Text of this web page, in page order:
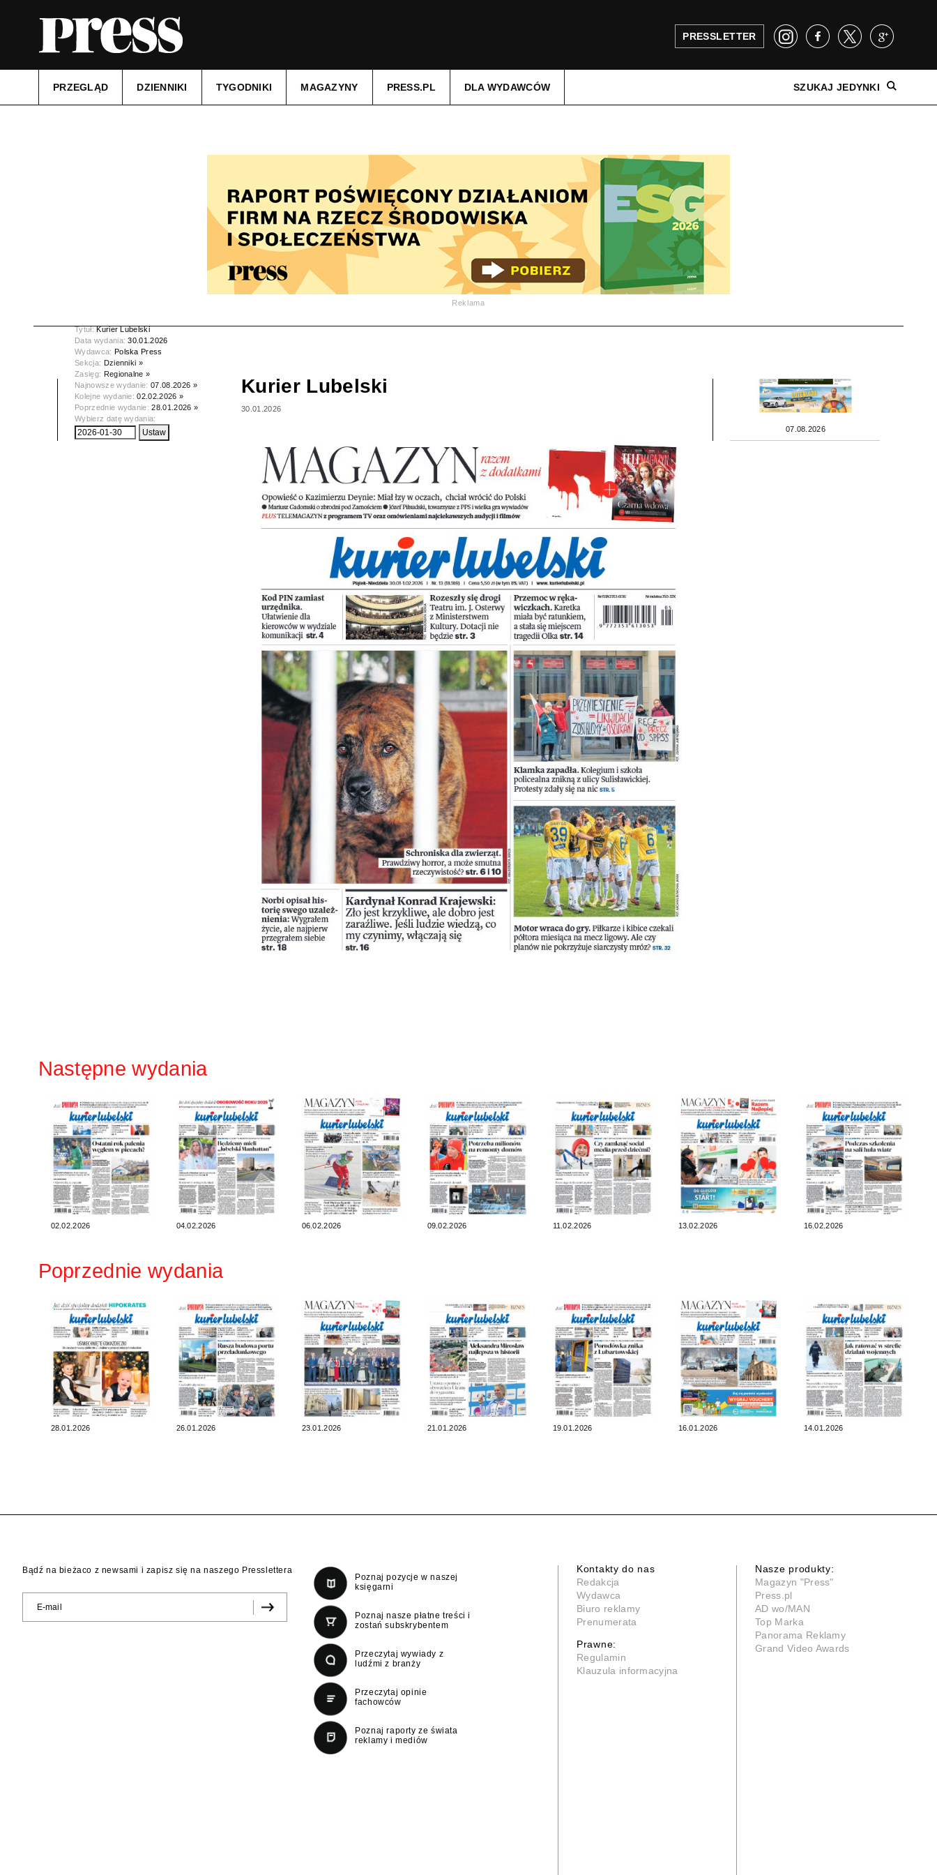
PRESSLETTER
PRZEGLĄD DZIENNIKI TYGODNIKI MAGAZYNY PRESS.PL DLA WYDAWCÓW SZUKAJ JEDYNKI
Reklama
Tytuł:Kurier Lubelski
Data wydania:30.01.2026
Wydawca: Polska Press
Sekcja: Dzienniki »
Zasięg: Regionalne »
Najnowsze wydanie:07.08.2026 »
Kolejne wydanie:02.02.2026 »
Poprzednie wydanie:28.01.2026 »
Wybierz datę wydania:
Kurier Lubelski
30.01.2026
07.08.2026
Następne wydania
02.02.2026 04.02.2026 06.02.2026 09.02.2026 11.02.2026 13.02.2026 16.02.2026
Poprzednie wydania
28.01.2026 26.01.2026 23.01.2026 21.01.2026 19.01.2026 16.01.2026 14.01.2026
Bądź na bieżaco z newsami i zapisz się na naszego Presslettera
Poznaj pozycje w naszej
księgarni
Poznaj nasze płatne treści i
zostań subskrybentem
Przeczytaj wywiady z
ludźmi z branży
Przeczytaj opinie
fachowców
Poznaj raporty ze świata
reklamy i mediów
Kontakty do nas
Redakcja
Wydawca
Biuro reklamy
Prenumerata
Prawne:
Regulamin
Klauzula informacyjna
Nasze produkty:
Magazyn "Press"
Press.pl
AD wo/MAN
Top Marka
Panorama Reklamy
Grand Video Awards